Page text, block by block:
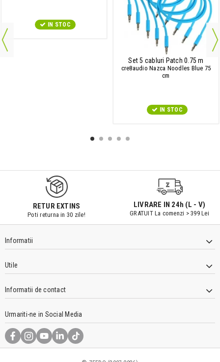
IN STOC
Set 5 cabluri Patch 0.75 m
cre8audio Nazca Noodles Blue 75
cm
IN STOC
RETUR EXTINS
Poti returna in 30 zile!
LIVRARE IN 24h (L - V)
GRATUIT La comenzi > 399 Lei
Informatii
Utile
Informatii de contact
Urmariti-ne in Social Media